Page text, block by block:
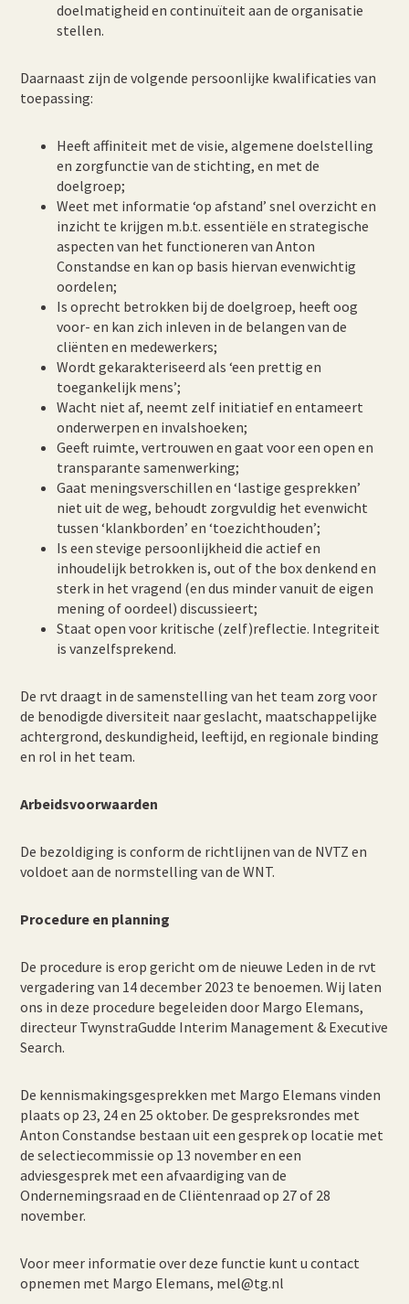
doelmatigheid en continuïteit aan de organisatie
stellen.
Daarnaast zijn de volgende persoonlijke kwalificaties van
toepassing:
Heeft affiniteit met de visie, algemene doelstelling
en zorgfunctie van de stichting, en met de
doelgroep;
Weet met informatie ‘op afstand’ snel overzicht en
inzicht te krijgen m.b.t. essentiële en strategische
aspecten van het functioneren van Anton
Constandse en kan op basis hiervan evenwichtig
oordelen;
Is oprecht betrokken bij de doelgroep, heeft oog
voor- en kan zich inleven in de belangen van de
cliënten en medewerkers;
Wordt gekarakteriseerd als ‘een prettig en
toegankelijk mens’;
Wacht niet af, neemt zelf initiatief en entameert
onderwerpen en invalshoeken;
Geeft ruimte, vertrouwen en gaat voor een open en
transparante samenwerking;
Gaat meningsverschillen en ‘lastige gesprekken’
niet uit de weg, behoudt zorgvuldig het evenwicht
tussen ‘klankborden’ en ‘toezichthouden’;
Is een stevige persoonlijkheid die actief en
inhoudelijk betrokken is, out of the box denkend en
sterk in het vragend (en dus minder vanuit de eigen
mening of oordeel) discussieert;
Staat open voor kritische (zelf)reflectie. Integriteit
is vanzelfsprekend.
De rvt draagt in de samenstelling van het team zorg voor
de benodigde diversiteit naar geslacht, maatschappelijke
achtergrond, deskundigheid, leeftijd, en regionale binding
en rol in het team.
Arbeidsvoorwaarden
De bezoldiging is conform de richtlijnen van de NVTZ en
voldoet aan de normstelling van de WNT.
Procedure en planning
De procedure is erop gericht om de nieuwe Leden in de rvt
vergadering van 14 december 2023 te benoemen. Wij laten
ons in deze procedure begeleiden door Margo Elemans,
directeur TwynstraGudde Interim Management & Executive
Search.
De kennismakingsgesprekken met Margo Elemans vinden
plaats op 23, 24 en 25 oktober. De gespreksrondes met
Anton Constandse bestaan uit een gesprek op locatie met
de selectiecommissie op 13 november en een
adviesgesprek met een afvaardiging van de
Ondernemingsraad en de Cliëntenraad op 27 of 28
november.
Voor meer informatie over deze functie kunt u contact
opnemen met Margo Elemans, mel@tg.nl